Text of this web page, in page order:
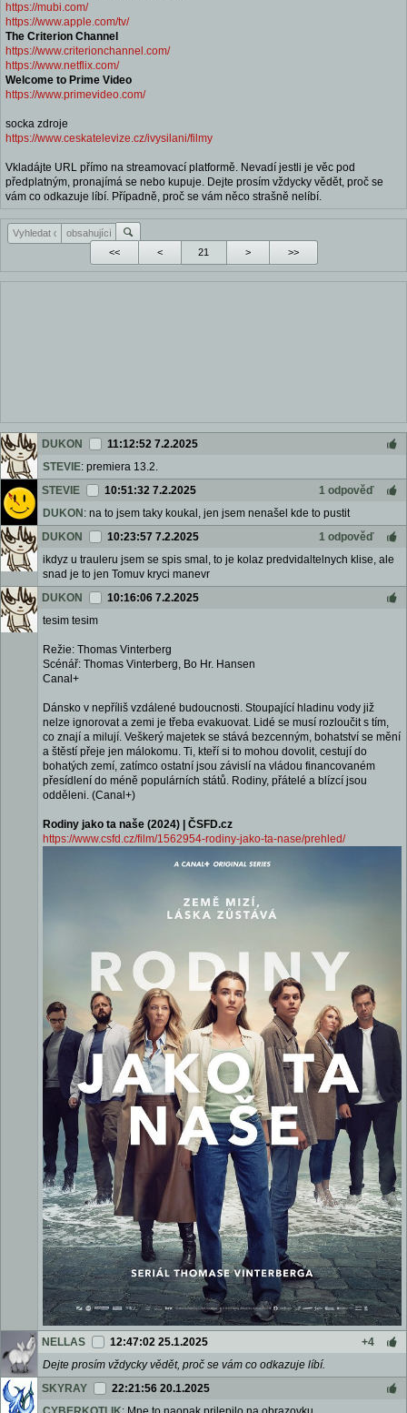
https://mubi.com/
https://www.apple.com/tv/
The Criterion Channel
https://www.criterionchannel.com/
https://www.netflix.com/
Welcome to Prime Video
https://www.primevideo.com/
socka zdroje
https://www.ceskatelevize.cz/ivysilani/filmy
Vkladájte URL přímo na streamovací platformě. Nevadí jestli je věc pod
předplatným, pronajímá se nebo kupuje. Dejte prosím vždycky vědět, proč se
vám co odkazuje líbí. Případně, proč se vám něco strašně nelíbí.
<< < > >>
DUKON
11:12:52 7.2.2025
STEVIE: premiera 13.2.
STEVIE
10:51:32 7.2.2025
1 odpověď
DUKON : na to jsem taky koukal, jen jsem nenašel kde to pustit
DUKON
10:23:57 7.2.2025
1 odpověď
ikdyz u trauleru jsem se spis smal, to je kolaz predvidaltelnych klise, ale
snad je to jen Tomuv kryci manevr
DUKON
10:16:06 7.2.2025
tesim tesim
Režie: Thomas Vinterberg
Scénář: Thomas Vinterberg, Bo Hr. Hansen
Canal+
Dánsko v nepříliš vzdálené budoucnosti. Stoupající hladinu vody již
nelze ignorovat a zemi je třeba evakuovat. Lidé se musí rozloučit s tím,
co znají a milují. Veškerý majetek se stává bezcenným, bohatství se mění
a štěstí přeje jen málokomu. Ti, kteří si to mohou dovolit, cestují do
bohatých zemí, zatímco ostatní jsou závislí na vládou financovaném
přesídlení do méně populárních států. Rodiny, přátelé a blízcí jsou
odděleni. (Canal+)
Rodiny jako ta naše (2024) | ČSFD.cz
https://www.csfd.cz/film/1562954-rodiny-jako-ta-nase/prehled/
NELLAS 12:47:02 25.1.2025
+4
Dejte prosím vždycky vědět, proč se vám co odkazuje líbí.
SKYRAY
22:21:56 20.1.2025